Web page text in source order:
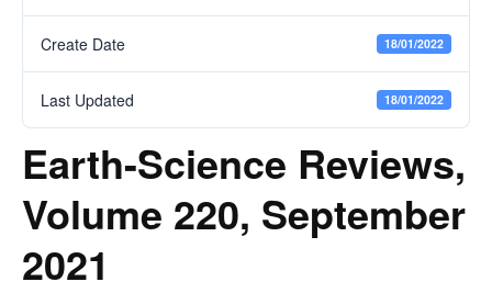
Create Date 18/01/2022
Last Updated 18/01/2022
Earth-Science Reviews,
Volume 220, September
2021